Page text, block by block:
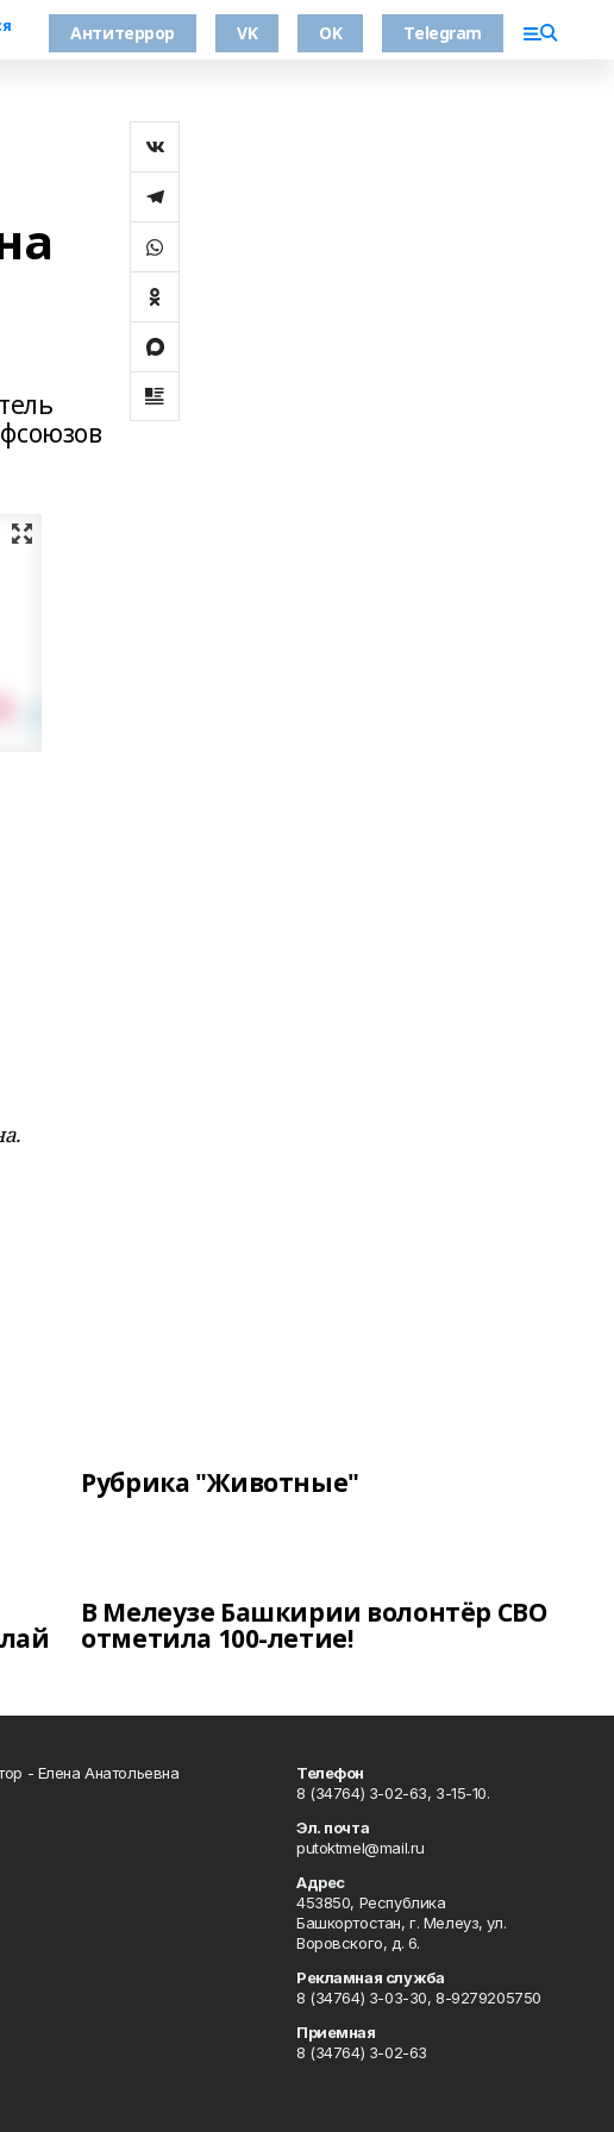
Антитеррор VK OK Telegram
Рубрика "Животные"
В Мелеузе Башкирии волонтёр СВО
отметила 100-летие!
- Елена Анатольевна
Телефон
8 (34764) 3-02-63, 3-15-10.
Эл. почта
putoktmel@mail.ru
Адрес
453850, Республика
Башкортостан, г. Мелеуз, ул.
Воровского, д. 6.
Рекламная служба
8 (34764) 3-03-30, 8-9279205750
Приемная
8 (34764) 3-02-63